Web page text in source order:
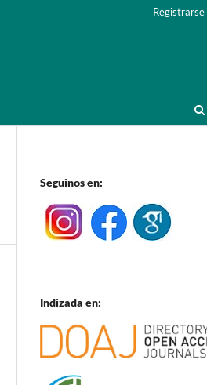
Registrarse
Seguinos en:
Indizada en: